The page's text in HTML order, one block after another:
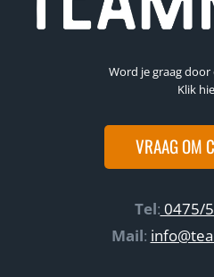
Word je graag
Klik
VRAAG OM
Tel: 0475/
Mail: